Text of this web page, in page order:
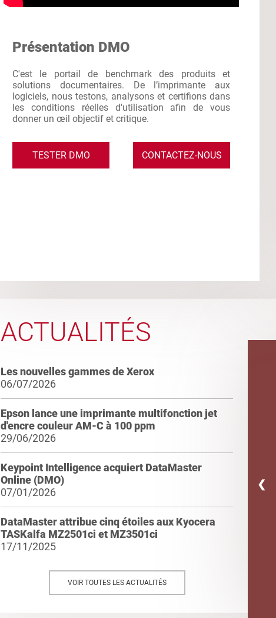
Présentation DMO
C'est le portail de benchmark des produits et
solutions documentaires. De l’imprimante aux
logiciels, nous testons, analysons et certifions dans
les conditions réelles d'utilisation afin de vous
donner un œil objectif et critique.
TESTER DMO CONTACTEZ-NOUS
ACTUALITÉS
Les nouvelles gammes de Xerox
06/07/2026
Epson lance une imprimante multifonction jet
d'encre couleur AM-C à 100 ppm
29/06/2026
Keypoint Intelligence acquiert DataMaster
Online (DMO)
07/01/2026
DataMaster attribue cinq étoiles aux Kyocera
TASKalfa MZ2501ci et MZ3501ci
17/11/2025
VOIR TOUTES LES ACTUALITÉS
❮